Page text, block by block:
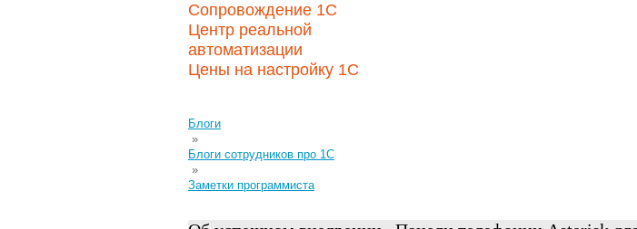
Сопровождение 1С
Центр реальной
автоматизации
Цены на настройку 1С
Блоги
»
Блоги сотрудников про 1С
»
Заметки программиста